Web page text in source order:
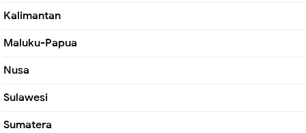
Kalimantan
Maluku-Papua
Nusa
Sulawesi
Sumatera